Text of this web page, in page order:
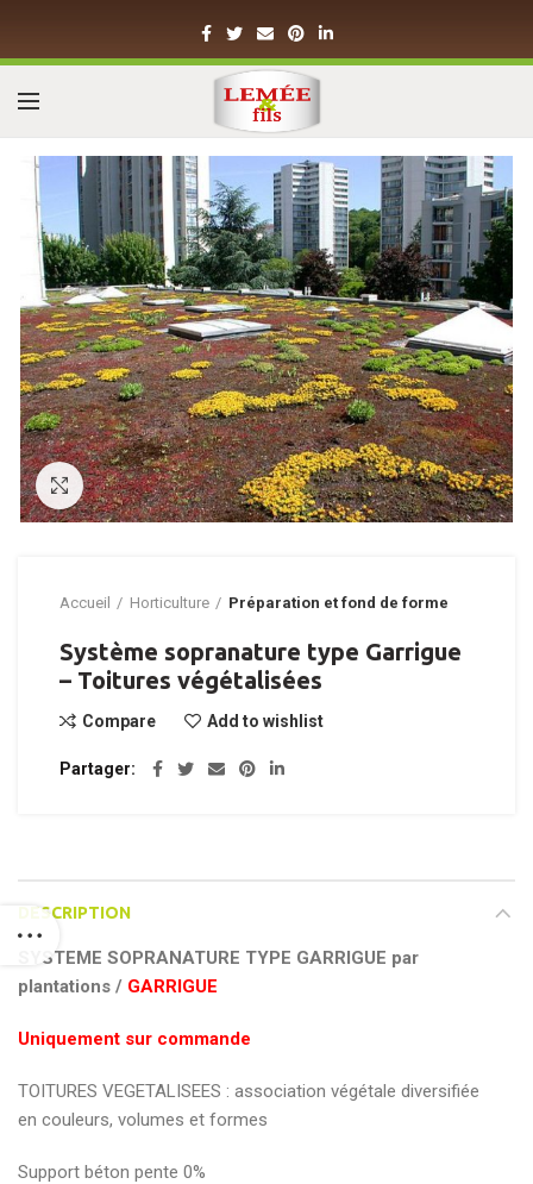
Click to enlarge
Accueil Horticulture Préparation et fond de forme
Système sopranature type Garrigue
– Toitures végétalisées
Compare Add to wishlist
Partager
DESCRIPTION
SYSTEME SOPRANATURE TYPE GARRIGUE par
plantations / GARRIGUE
Uniquement sur commande
TOITURES VEGETALISEES : association végétale diversifiée
en couleurs, volumes et formes
Support béton pente 0%